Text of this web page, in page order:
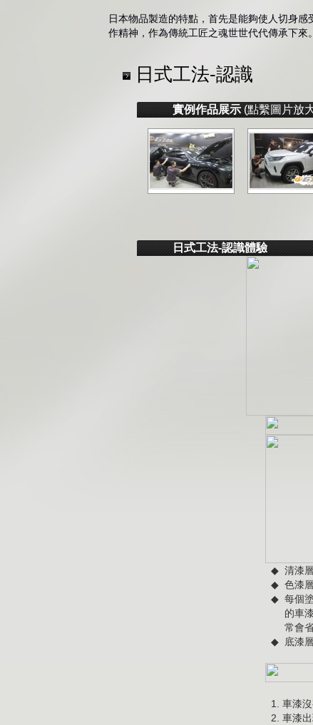
日本物品製造的特點，首先是能夠使人切身
作精神，作為傳統工匠之魂世世代代傳承下來。
日式工法-認識
實例作品展示 (點繫圖片放
日式工法-認識體驗
◆ 清漆
◆ 色漆
◆ 每個
的車
常會
◆
底漆
1. 車漆
2. 車漆